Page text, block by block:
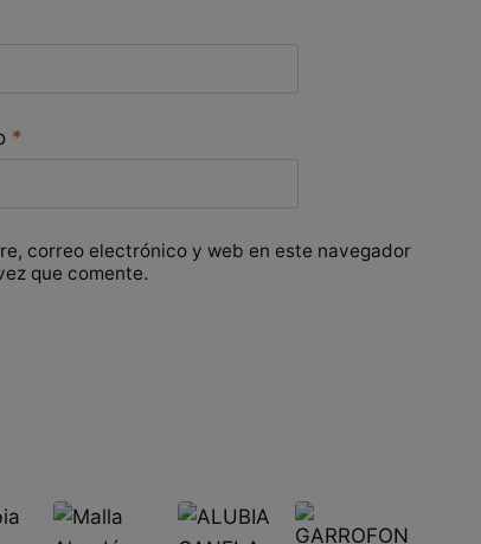
*
correo electrónico y web en este navegador
que comente.